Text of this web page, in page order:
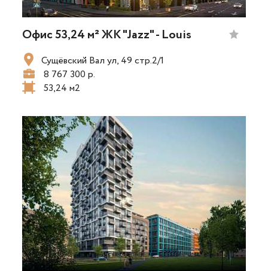
Офис 53,24 м² ЖК "Jazz" - Louis
Сущёвский Вал ул, 49 стр.2/1
8 767 300 р.
53,24 м2